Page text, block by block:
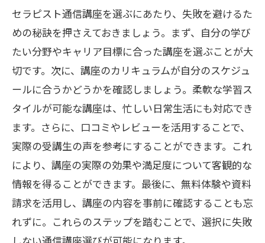
講座選びで知っておくべきこと
通信講座で手に入るセラピストのスキル
セラピスト通信講座で学べるスキル
通信講座で得られる実践的技術
スキルアップに役立つ通信講座の選び方
オンライン学習で得られる専門技術
通信講座でスキルを高める方法
セラピスト技術を磨く通信講座の魅力
セラピスト通信講座を選ぶにあたり、失敗を避けるた
めの秘訣を押さえておきましょう。まず、自分の学び
たい分野やキャリア目標に合った講座を選ぶことが大
切です。次に、講座のカリキュラムが自分のスケジュ
ールに合うかどうかを確認しましょう。柔軟な学習ス
タイルが可能な講座は、忙しい日常生活にも対応でき
ます。さらに、口コミやレビューを活用することで、
実際の受講生の声を参考にすることができます。これ
により、講座の実際の効果や満足度について客観的な
情報を得ることができます。最後に、無料体験や資料
請求を活用し、講座の内容を事前に確認することも忘
れずに。これらのステップを踏むことで、選択に失敗